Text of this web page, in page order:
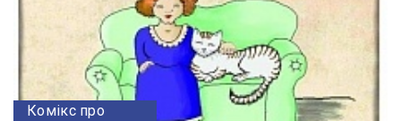
Комікс про